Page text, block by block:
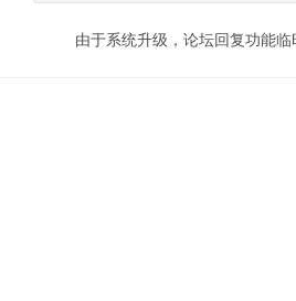
由于系统升级，论坛回复功能临